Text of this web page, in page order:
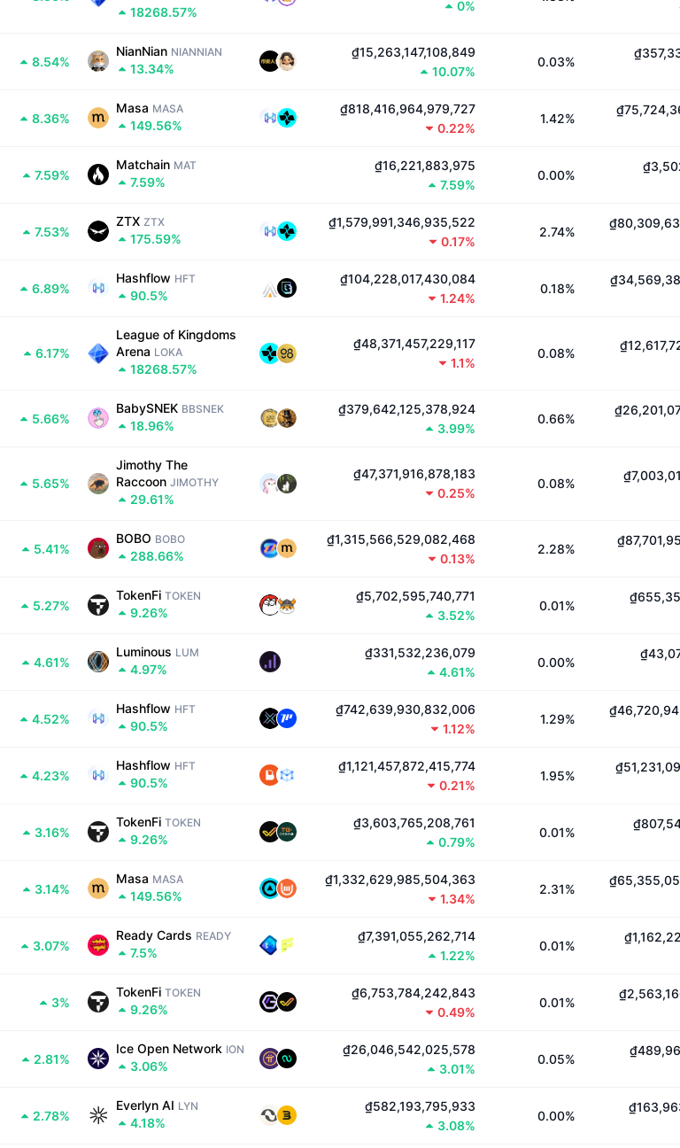
18268.57%
0%
8.54%
NianNian NIANNIAN
13.34%
₫15,263,147,108,849
10.07%
0.03%
8.36%
Masa MASA
149.56%
₫818,416,964,979,727
0.22%
1.42%
7.59%
Matchain MAT
7.59%
₫16,221,883,975
7.59%
0.00%
7.53%
ZTX ZTX
175.59%
₫1,579,991,346,935,522
0.17%
2.74%
6.89%
Hashflow HFT
90.5%
₫104,228,017,430,084
1.24%
0.18%
6.17%
League of Kingdoms
Arena LOKA
18268.57%
₫48,371,457,229,117
1.1%
0.08%
5.66%
BabySNEK BBSNEK
18.96%
₫379,642,125,378,924
3.99%
0.66%
5.65%
Jimothy The
Raccoon JIMOTHY
29.61%
₫47,371,916,878,183
0.25%
0.08%
5.41%
BOBO BOBO
288.66%
₫1,315,566,529,082,468
0.13%
2.28%
5.27%
TokenFi TOKEN
9.26%
₫5,702,595,740,771
3.52%
0.01%
4.61%
Luminous LUM
4.97%
₫331,532,236,079
4.61%
0.00%
4.52%
Hashflow HFT
90.5%
₫742,639,930,832,006
1.12%
1.29%
4.23%
Hashflow HFT
90.5%
₫1,121,457,872,415,774
0.21%
1.95%
3.16%
TokenFi TOKEN
9.26%
₫3,603,765,208,761
0.79%
0.01%
3.14%
Masa MASA
149.56%
₫1,332,629,985,504,363
1.34%
2.31%
3.07%
Ready Cards READY
7.5%
₫7,391,055,262,714
1.22%
0.01%
3%
TokenFi TOKEN
9.26%
₫6,753,784,242,843
0.49%
0.01%
2.81%
Ice Open Network ION
3.06%
₫26,046,542,025,578
3.01%
0.05%
2.78%
Everlyn AI LYN
4.18%
₫582,193,795,933
3.08%
0.00%